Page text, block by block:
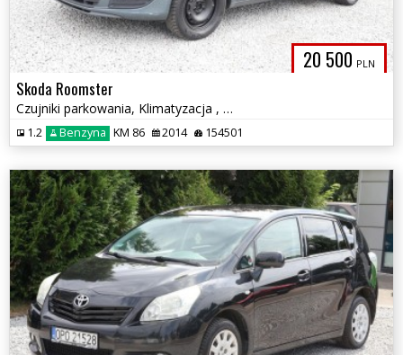
20 500 PLN
Skoda Roomster
Czujniki parkowania, Klimatyzacja , elektryczne szyby.
1.2 Benzyna KM 86 2014 154501